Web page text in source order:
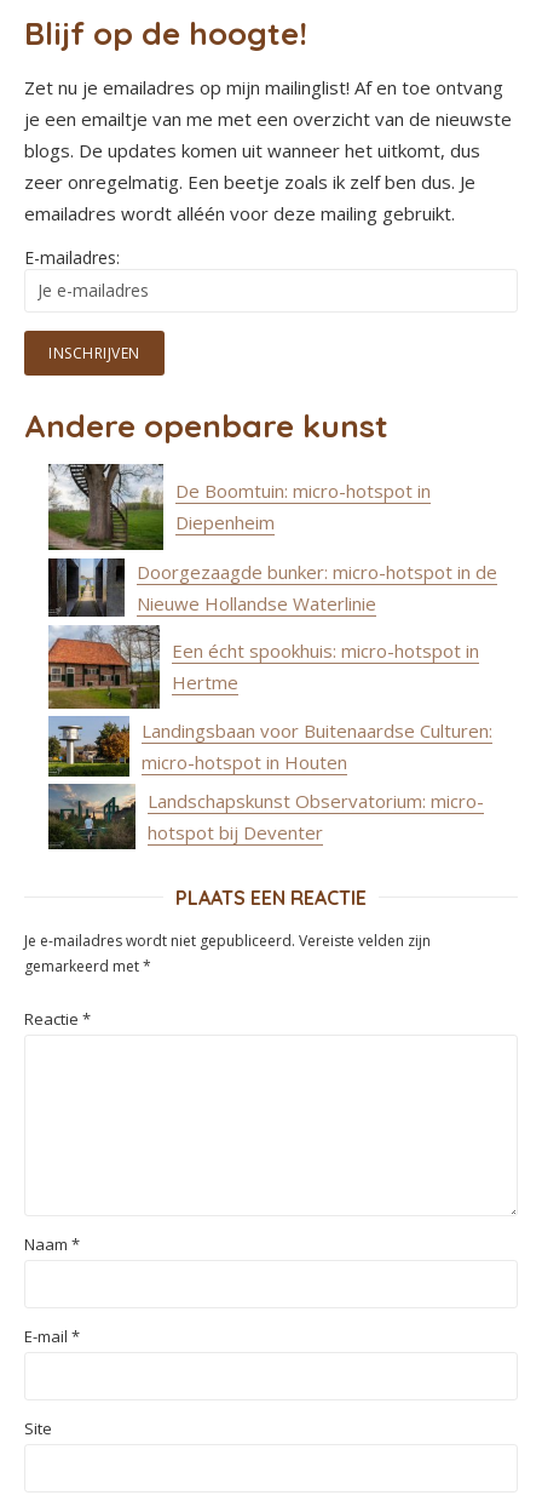
Blijf op de hoogte!
Zet nu je emailadres op mijn mailinglist! Af en toe ontvang
je een emailtje van me met een overzicht van de nieuwste
blogs. De updates komen uit wanneer het uitkomt, dus
zeer onregelmatig. Een beetje zoals ik zelf ben dus. Je
emailadres wordt alléén voor deze mailing gebruikt.
E-mailadres:
Andere openbare kunst
De Boomtuin: micro-hotspot in
Diepenheim
Doorgezaagde bunker: micro-hotspot in de
Nieuwe Hollandse Waterlinie
Een écht spookhuis: micro-hotspot in
Hertme
Landingsbaan voor Buitenaardse Culturen:
micro-hotspot in Houten
Landschapskunst Observatorium: micro-
hotspot bij Deventer
PLAATS EEN REACTIE
Je e-mailadres wordt niet gepubliceerd. Vereiste velden zijn
gemarkeerd met*
Reactie *
Naam *
E-mail *
Site